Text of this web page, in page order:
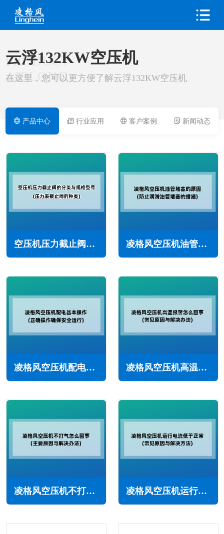
PRODUCT
AIRLONG
云浮132KW空压机
在这里，您可以更方便了解云浮132KW空压机
产品中心 行业应用 客户案例 新闻动态
空压机压力截止阀的分类与规格型号(压力表截止阀的种类) 凌格风空压机油管堵塞的原因(防止润滑油管堵塞的措施)
凌格风空压机配电基本操作(正确操作确保安全运行) 凌格风空压机高温报警怎么回事(常见原因与解决办法)
凌格风空压机不打气怎么回事(主要原因与解决办法) 凌格风空压机运行电流低于正常怎么办(常见原因与解决方法)